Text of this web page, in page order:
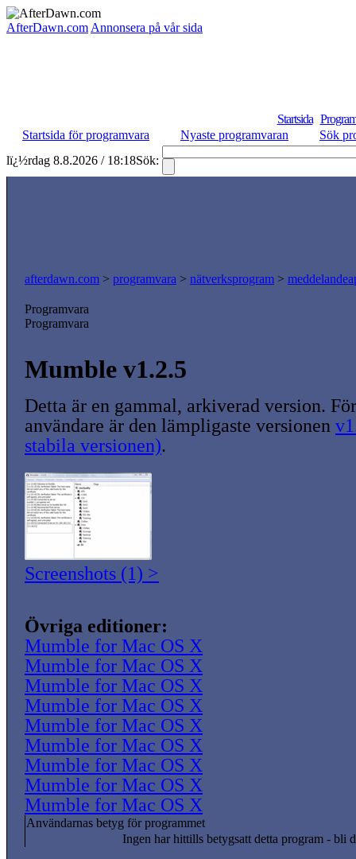
AfterDawn.com Annonsera på vår sida
Startsida
Startsida för programvara
Nyaste programvaran
Sök
lï¿½rdag 8.8.2026 / 18:18Sök:
afterdawn.com > programvara > nätverksprogram >
Programvara
Programvara
Mumble v1.2.5
Detta är en gammal, arkiverad version.
användare är den lämpligaste versionen
stabila versionen).
Screenshots (1) >
Övriga editioner:
Mumble for Mac OS X
Mumble for Mac OS X
Mumble for Mac OS X
Mumble for Mac OS X
Mumble for Mac OS X
Mumble for Mac OS X
Mumble for Mac OS X
Mumble for Mac OS X
Mumble for Mac OS X
Användarnas betyg för programmet
Ingen har hittills betygsatt detta program - bli